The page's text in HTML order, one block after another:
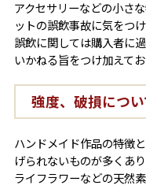
アクセサリーなどの小さ
ットの誤飲事故に気をつ
誤飲に関しては購入者に
いかねる旨をつけ加えて
強度、破損につ
ハンドメイド作品の特徴
げられないものが多くあ
ライフラワーなどの天然